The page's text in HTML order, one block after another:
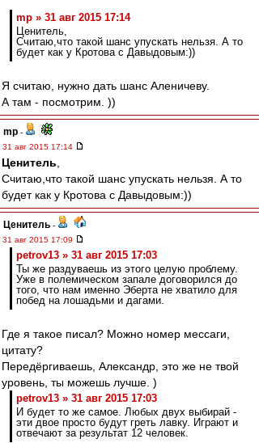
mp » 31 авг 2015 17:14
Ценитель,
Считаю,что такой шанс упускать нельзя. А то
будет как у Кротова с Давыдовым:))
Я считаю, нужно дать шанс Аленичеву.
А там - посмотрим. ))
mp -
31 авг 2015 17:14
Ценитель
Считаю,что такой шанс упускать нельзя. А то
будет как у Кротова с Давыдовым:))
Ценитель -
31 авг 2015 17:09
petrov13 » 31 авг 2015 17:03
Ты же раздуваешь из этого целую проблему.
Уже в полемическом запале договорился до
того, что нам именно Эберта не хватило для
побед на лошадьми и дагами.
Где я такое писал? Можно номер мессаги,
цитату?
Передёргиваешь, Александр, это же не твой
уровень, ты можешь лучше. )
petrov13 » 31 авг 2015 17:03
И будет то же самое. Любых двух выбирай -
эти двое просто будут греть лавку. Играют и
отвечают за результат 12 человек.